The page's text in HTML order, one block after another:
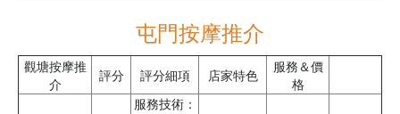
屯門按摩推介
觀塘按摩推
介
評分 評分細項 店家特色
服務＆價
格
服務技術：